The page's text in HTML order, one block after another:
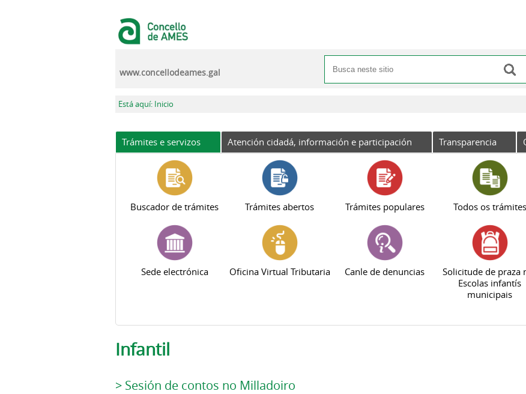
Formulario de busca
Buscar
www.concellodeames.gal
Vostede está aquí
Está aquí: Inicio
Trámites e servizos Atención cidadá, información e participación Transparencia
Buscador de trámites Trámites abertos Trámites populares Todos os trámites
Sede electrónica Oficina Virtual Tributaria Canle de denuncias
Solicitude de praza
Escolas infantís
municipais
Infantil
> Sesión de contos no Milladoiro